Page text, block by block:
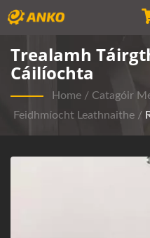
Trealamh
Cáilíochta
Home / Catagóir
Feidhmíocht Leathnaithe /